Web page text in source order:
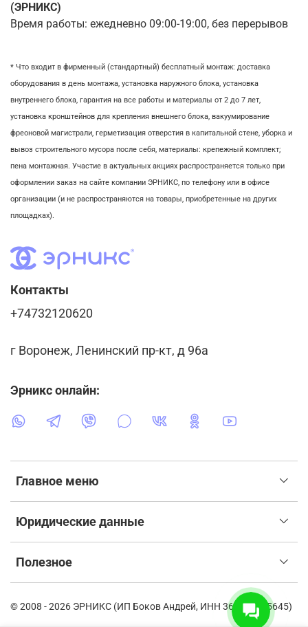
(ЭРНИКС)
Время работы: ежедневно 09:00-19:00, без перерывов
* Что входит в фирменный (стандартный) бесплатный монтаж: доставка
оборудования в день монтажа, установка наружного блока, установка
внутреннего блока, гарантия на все работы и материалы от 2 до 7 лет,
установка кронштейнов для крепления внешнего блока, вакуумирование
фреоновой магистрали, герметизация отверстия в капитальной стене, уборка и
вывоз строительного мусора после себя, материалы: крепежный комплект;
пена монтажная. Участие в актуальных акциях распространяется только при
оформлении заказ на сайте компании ЭРНИКС, по телефону или в офисе
организации (и не распространяются на товары, приобретенные на других
площадках).
Главное меню
Юридические данные
Полезное
Контакты
+74732120620
г Воронеж, Ленинский пр-кт, д 96а
Эрникс онлайн:
© 2008 - 2026 ЭРНИКС (ИП Боков Андрей, ИНН 366115835645)